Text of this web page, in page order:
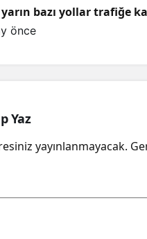
yarın bazı yollar trafiğe
önce
Yaz
yayınlanmayacak.